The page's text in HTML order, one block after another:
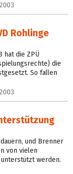
Rohlinge
hat die ZPÜ
die
So fallen
und Brenner
von vielen
werden.